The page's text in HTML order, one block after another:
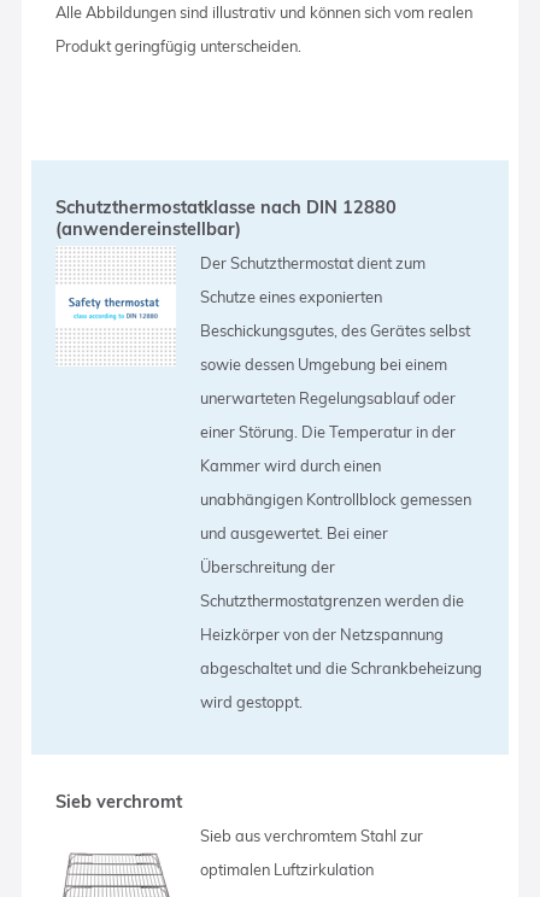
Alle Abbildungen sind illustrativ und können sich vom realen
Produkt geringfügig unterscheiden.
Schutzthermostatklasse nach DIN 12880
(anwendereinstellbar)
Der Schutzthermostat dient zum
Schutze eines exponierten
Beschickungsgutes, des Gerätes selbst
sowie dessen Umgebung bei einem
unerwarteten Regelungsablauf oder
einer Störung. Die Temperatur in der
Kammer wird durch einen
unabhängigen Kontrollblock gemessen
und ausgewertet. Bei einer
Überschreitung der
Schutzthermostatgrenzen werden die
Heizkörper von der Netzspannung
abgeschaltet und die Schrankbeheizung
wird gestoppt.
Sieb verchromt
Sieb aus verchromtem Stahl zur
optimalen Luftzirkulation